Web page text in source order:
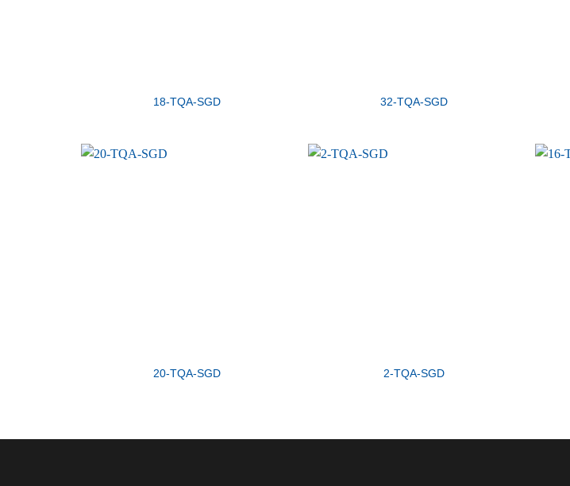
18-TQA-SGD 32-TQA-SGD
20-TQA-SGD 2-TQA-SGD